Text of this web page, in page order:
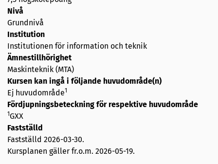
Nivå
Grundnivå
Institution
Institutionen för information och teknik
Ämnestillhörighet
Maskinteknik (MTA)
Kursen kan ingå i följande huvudområde(n)
Ej huvudområde1
Fördjupningsbeteckning för respektive huvudområde
1GXX
Fastställd
Fastställd 2026-03-30.
Kursplanen gäller fr.o.m. 2026-05-19.